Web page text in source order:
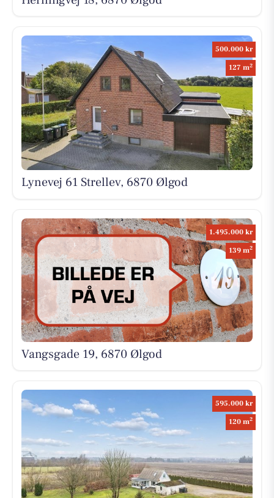
500.000 kr
127 m2
Lynevej 61 Strellev, 6870 Ølgod
1.495.000 kr
139 m2
Vangsgade 19, 6870 Ølgod
595.000 kr
120 m2